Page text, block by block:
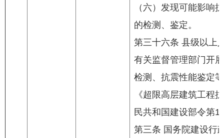
（六）发现可能影响
的检测、鉴定。
第三十六条 县级以上
有关监督管理部门开
检测、抗震性能鉴定
《超限高层建筑工程
民共和国建设部令第
第三条 国务院建设行